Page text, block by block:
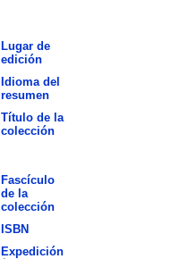
Lugar de
edición
Idioma del
resumen
Título de la
colección
Fascículo
de la
colección
ISBN
Expedición